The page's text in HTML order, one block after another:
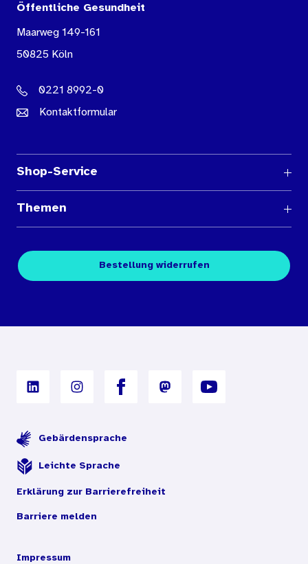
Öffentliche Gesundheit
Maarweg 149-161
50825 Köln
0221 8992-0
Kontaktformular
Shop-Service
Medienübersichten
Kontakt
Themen
Fachpublikationen
Digitales Archiv
Bestellung widerrufen
Gebärdensprache
Leichte Sprache
Erklärung zur Barrierefreiheit
Barriere melden
Impressum